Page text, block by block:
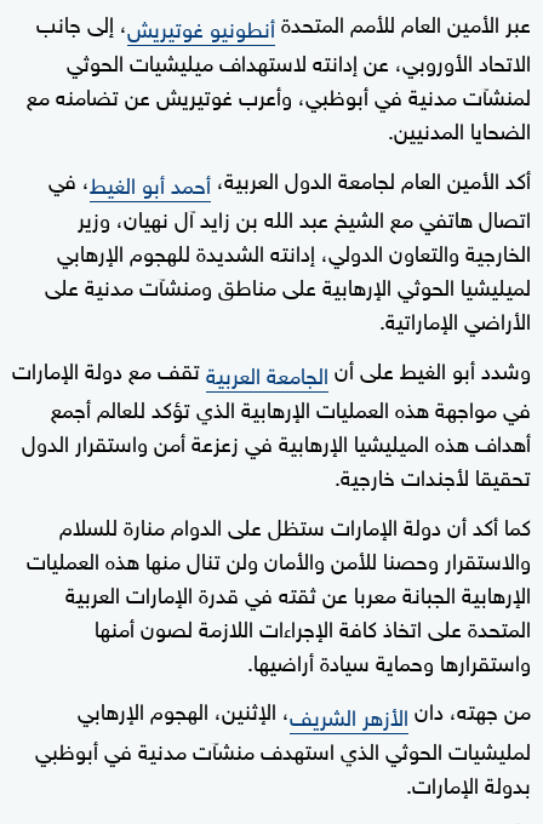
عبر الأمين العام للأمم المتحدةأنطونيو غوتيريش، إلى جانب
الاتحاد الأوروبي، عن إدانته لاستهداف ميليشيات الحوثي
لمنشآت مدنية في أبوظبي، وأعرب غوتيريش عن تضامنه مع
الضحايا المدنيين.
أكد الأمين العام لجامعة الدول العربية،أحمد أبو الغيط، في
اتصال هاتفي مع الشيخ عبد الله بن زايد آل نهيان، وزير
الخارجية والتعاون الدولي، إدانته الشديدة للهجوم الإرهابي
لميليشيا الحوثي الإرهابية على مناطق ومنشآت مدنية على
الأراضي الإماراتية.
وشدد أبو الغيط على أنالجامعة العربيةتقف مع دولة الإمارات
في مواجهة هذه العمليات الإرهابية الذي تؤكد للعالم أجمع
أهداف هذه الميليشيا الإرهابية في زعزعة أمن واستقرار الدول
تحقيقا لأجندات خارجية.
كما أكد أن دولة الإمارات ستظل على الدوام منارة للسلام
والاستقرار وحصنا للأمن والأمان ولن تنال منها هذه العمليات
الإرهابية الجبانة معربا عن ثقته في قدرة الإمارات العربية
المتحدة على اتخاذ كافة الإجراءات اللازمة لصون أمنها
واستقرارها وحماية سيادة أراضيها.
من جهته، دانالأزهر الشريف، الإثنين، الهجوم الإرهابي
لمليشيات الحوثي الذي استهدف منشآت مدنية في أبوظبي
بدولة الإمارات.